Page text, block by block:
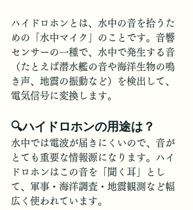
ハイドロホンとは、水中の音を拾うた
めの「水中マイク」のことです。音響
センサーの一種で、水中で発生する音
（たとえば潜水艦の音や海洋生物の鳴
き声、地震の振動など）を検出して、
電気信号に変換します。
🔍ハイドロホンの用途は？
水中では電波が届きにくいので、音が
とても重要な情報源になります。ハイ
ドロホンはこの音を「聞く耳」とし
て、軍事・海洋調査・地震観測など幅
広く使われています。